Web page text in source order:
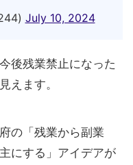
July 10, 2024
後残業禁止になった
えます。
の「残業から副業
にする」アイデアが